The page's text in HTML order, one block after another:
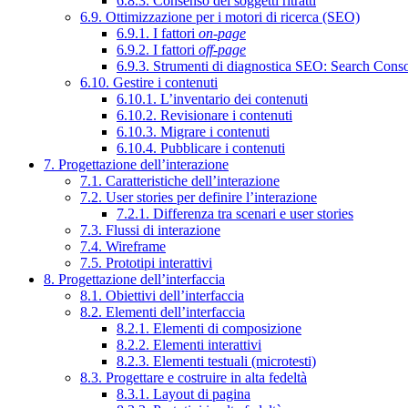
6.9. Ottimizzazione per i motori di ricerca (SEO)
6.9.1. I fattori on-page
6.9.2. I fattori off-page
6.9.3. Strumenti di diagnostica SEO: Search
6.10. Gestire i contenuti
6.10.1. L’inventario dei contenuti
6.10.2. Revisionare i contenuti
6.10.3. Migrare i contenuti
6.10.4. Pubblicare i contenuti
7. Progettazione dell’interazione
7.1. Caratteristiche dell’interazione
7.2. User stories per definire l’interazione
7.2.1. Differenza tra scenari e user stories
7.3. Flussi di interazione
7.4. Wireframe
7.5. Prototipi interattivi
8. Progettazione dell’interfaccia
8.1. Obiettivi dell’interfaccia
8.2. Elementi dell’interfaccia
8.2.1. Elementi di composizione
8.2.2. Elementi interattivi
8.2.3. Elementi testuali (microtesti)
8.3. Progettare e costruire in alta fedeltà
8.3.1. Layout di pagina